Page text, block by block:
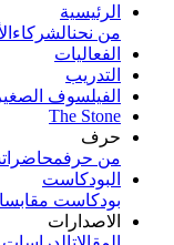
الرئيسية
من نحنالشركاء
الفعاليات
التدريب
الفيلسوف الصغير
The Stone
حرف
من حرفمحاضرات
البودكاست
بودكاست
الاصدارات